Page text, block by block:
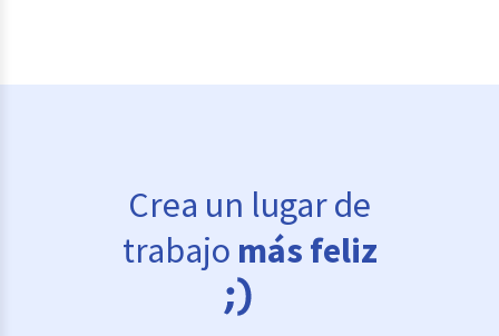
Crea un lugar de
trabajo más feliz